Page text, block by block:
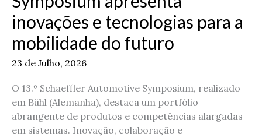
inovações e tecnologias para a
mobilidade do futuro
23 de Julho, 2026
O 13.º Schaeffler Automotive Symposium, realizado
em Bühl (Alemanha), destaca um portfólio
abrangente de produtos e competências alargadas
em sistemas. Inovação, colaboração e